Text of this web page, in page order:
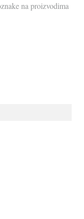
na proizvodima